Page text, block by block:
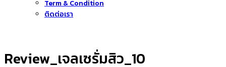
Term & Condition
ติดต่อเรา
Review_เจลเซรั่มสิว_10